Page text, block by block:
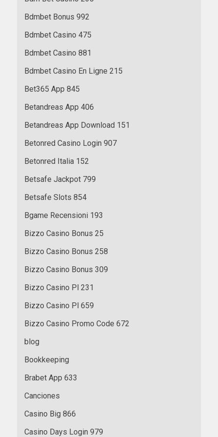
Bdmbet Bonus 992
Bdmbet Casino 475
Bdmbet Casino 881
Bdmbet Casino En Ligne 215
Bet365 App 845
Betandreas App 406
Betandreas App Download 151
Betonred Casino Login 907
Betonred Italia 152
Betsafe Jackpot 799
Betsafe Slots 854
Bgame Recensioni 193
Bizzo Casino Bonus 25
Bizzo Casino Bonus 258
Bizzo Casino Bonus 309
Bizzo Casino Pl 231
Bizzo Casino Pl 659
Bizzo Casino Promo Code 672
blog
Bookkeeping
Brabet App 633
Canciones
Casino Big 866
Casino Days Login 979